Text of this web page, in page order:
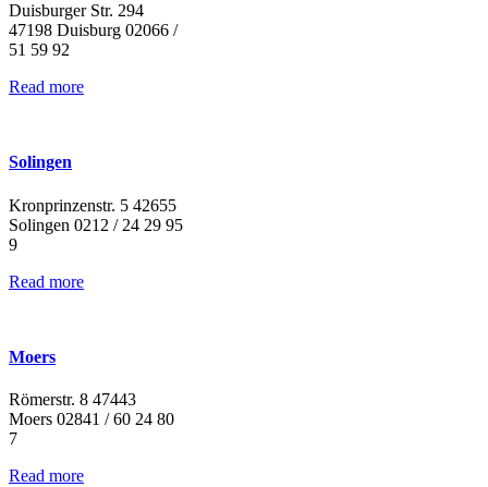
Duisburger Str. 294
47198 Duisburg 02066 /
51 59 92
Read more
Solingen
Kronprinzenstr. 5 42655
Solingen 0212 / 24 29 95
9
Read more
Moers
Römerstr. 8 47443
Moers 02841 / 60 24 80
7
Read more